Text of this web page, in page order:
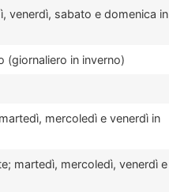
venerdì, sabato e domenica in
(giornaliero in inverno)
mercoledì e venerdì in
martedì, mercoledì, venerdì e